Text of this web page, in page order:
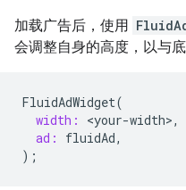
加载广告后，使用
会调整自身的高度，以与
FluidAdWidget(
width:
<your-width>,
ad:
fluidAd,
);